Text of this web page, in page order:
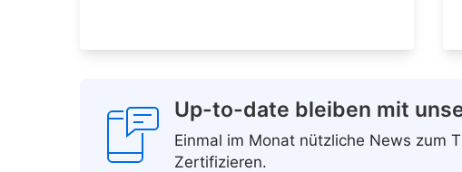
Up-to-date bleiben mit
Einmal im Monat nützliche News zum
Zertifizieren.